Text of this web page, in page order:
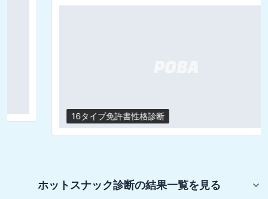
16タイプ免許書性格診断
ホットスナック診断の結果一覧を見る